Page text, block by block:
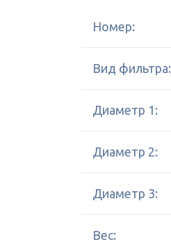
Номер:
Вид фильтра:
Диаметр 1:
Диаметр 2:
Диаметр 3:
Вес: